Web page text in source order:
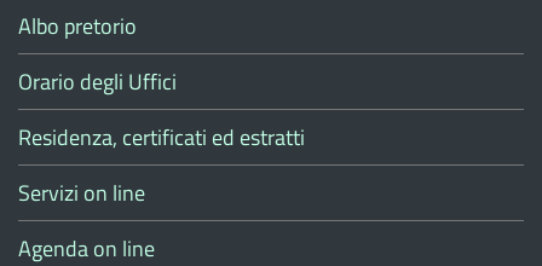
Albo pretorio
Orario degli Uffici
Residenza, certificati ed estratti
Servizi on line
Agenda on line